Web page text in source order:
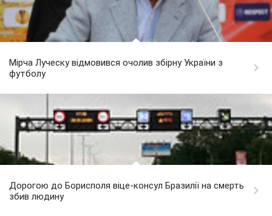
Мірча Луческу відмовився очолив збірну України з
футболу
Дорогою до Борисполя віце-консул Бразилії на смерть
збив людину